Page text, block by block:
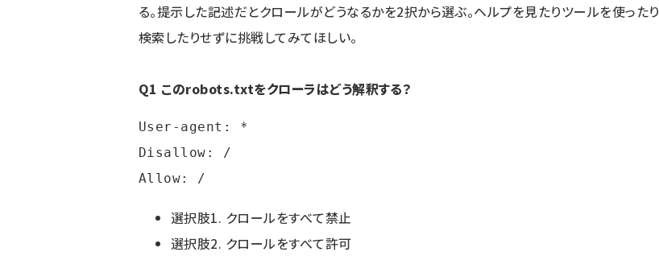
る。提示した記述だとクロールがどうなるかを2択から選ぶ。ヘルプを見たりツールを使ったり
検索したりせずに挑戦してみてほしい。
Q1 このrobots.txtをクローラはどう解釈する？
User-agent: *
Disallow: /
Allow: /
選択肢1. クロールをすべて禁止
選択肢2. クロールをすべて許可